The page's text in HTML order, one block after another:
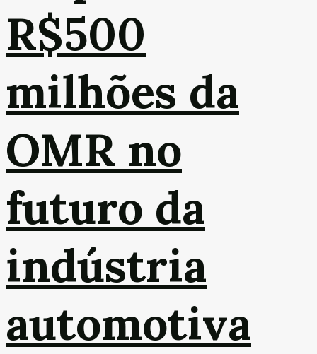
R$500
milhões da
OMR no
futuro da
indústria
automotiva